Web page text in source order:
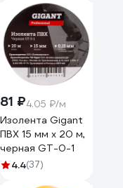
81 ₽4.05 ₽/м
Изолента Gigant
ПВХ 15 мм х 20 м,
черная GT-0-1
4.4(37)